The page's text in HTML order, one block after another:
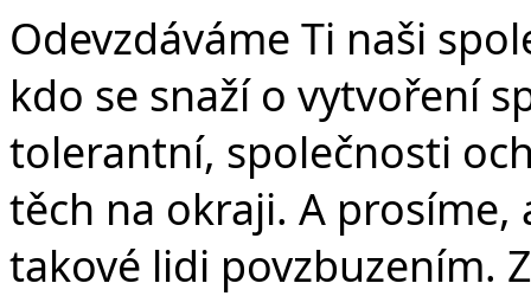
Odevzdáváme Ti naši
kdo se snaží o vytvoření
tolerantní, společnosti
těch na okraji. A
takové lidi povzbuzením.